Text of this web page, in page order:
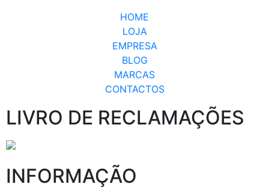
HOME
LOJA
EMPRESA
BLOG
MARCAS
CONTACTOS
LIVRO DE RECLAMAÇÕES
INFORMAÇÃO